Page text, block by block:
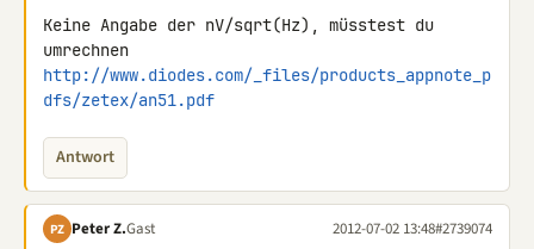
Keine Angabe der nV/sqrt(Hz), müsstest du
http://www.diodes.com/_files/products_appnote_p
dfs/zetex/an51.pdf
Antwort
PZ Peter Z.Gast 2012-07-02 13:48#2739074